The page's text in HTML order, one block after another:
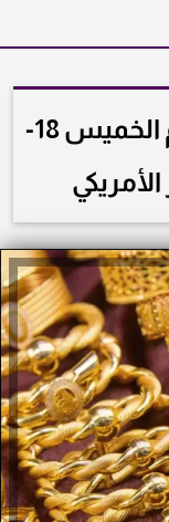
سعر الذهب في اليمن اليوم الخميس 18-